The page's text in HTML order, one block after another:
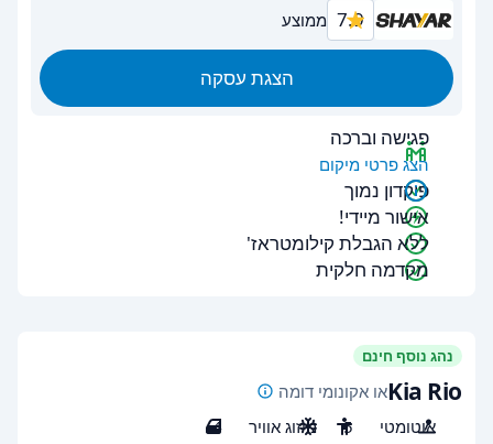
7.9 ממוצע
הצגת עסקה
פגישה וברכה
הצג פרטי מיקום
פיקדון נמוך
אישור מיידי!
ללא הגבלת קילומטראז'
מקדמה חלקית
נהג נוסף חינם
Kia Rioאו אקונומי דומה
אוטומטי
5 מיזוג אוויר 4